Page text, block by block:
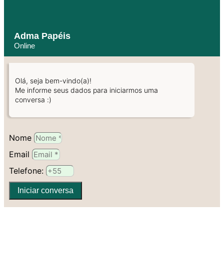
Adma Papéis
Online
Olá, seja bem-vindo(a)!
Me informe seus dados para iniciarmos uma
conversa :)
Nome
Email
Telefone:
Iniciar conversa